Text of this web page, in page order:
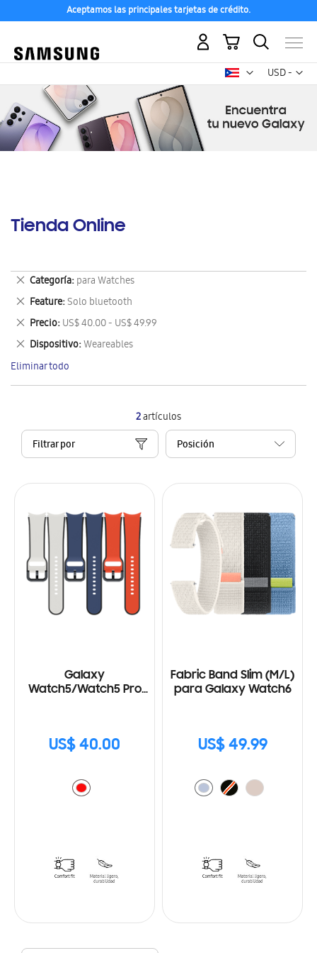
Aceptamos las principales tarjetas de crédito.
USD -
dólar
Mi carrito
Tienda Online
2artículos
Filtrar por
Galaxy
Watch5/Watch5 Pro
US$ 40.00
Fabric Band Slim (M/L)
para Galaxy Watch6
US$ 49.99
Categoría para Watches
Eliminar
este
artículo
Feature Solo bluetooth
Eliminar
este
artículo
Precio US$ 40.00 - US$ 49.99
Eliminar
este
artículo
Dispositivo Weareables
Eliminar
este
artículo
Eliminar todo